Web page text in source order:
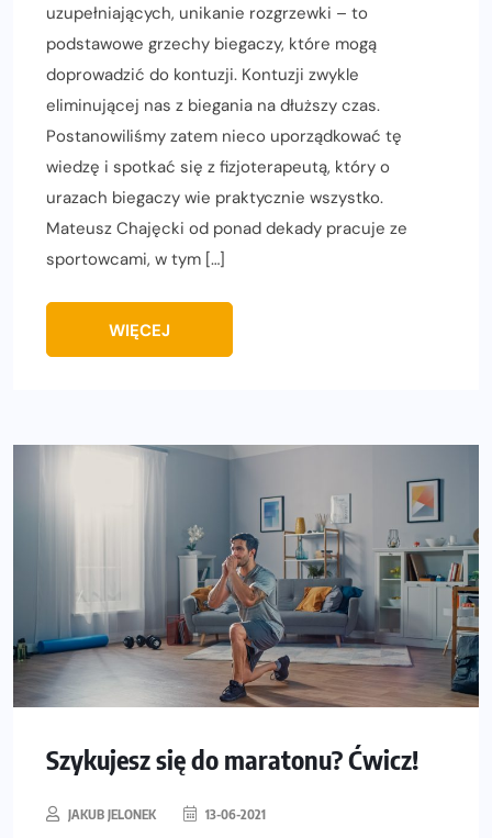
uzupełniających, unikanie rozgrzewki – to
podstawowe grzechy biegaczy, które mogą
doprowadzić do kontuzji. Kontuzji zwykle
eliminującej nas z biegania na dłuższy czas.
Postanowiliśmy zatem nieco uporządkować tę
wiedzę i spotkać się z fizjoterapeutą, który o
urazach biegaczy wie praktycznie wszystko.
Mateusz Chajęcki od ponad dekady pracuje ze
sportowcami, w tym […]
WIĘCEJ
Szykujesz się do maratonu? Ćwicz!
JAKUB JELONEK 13-06-2021